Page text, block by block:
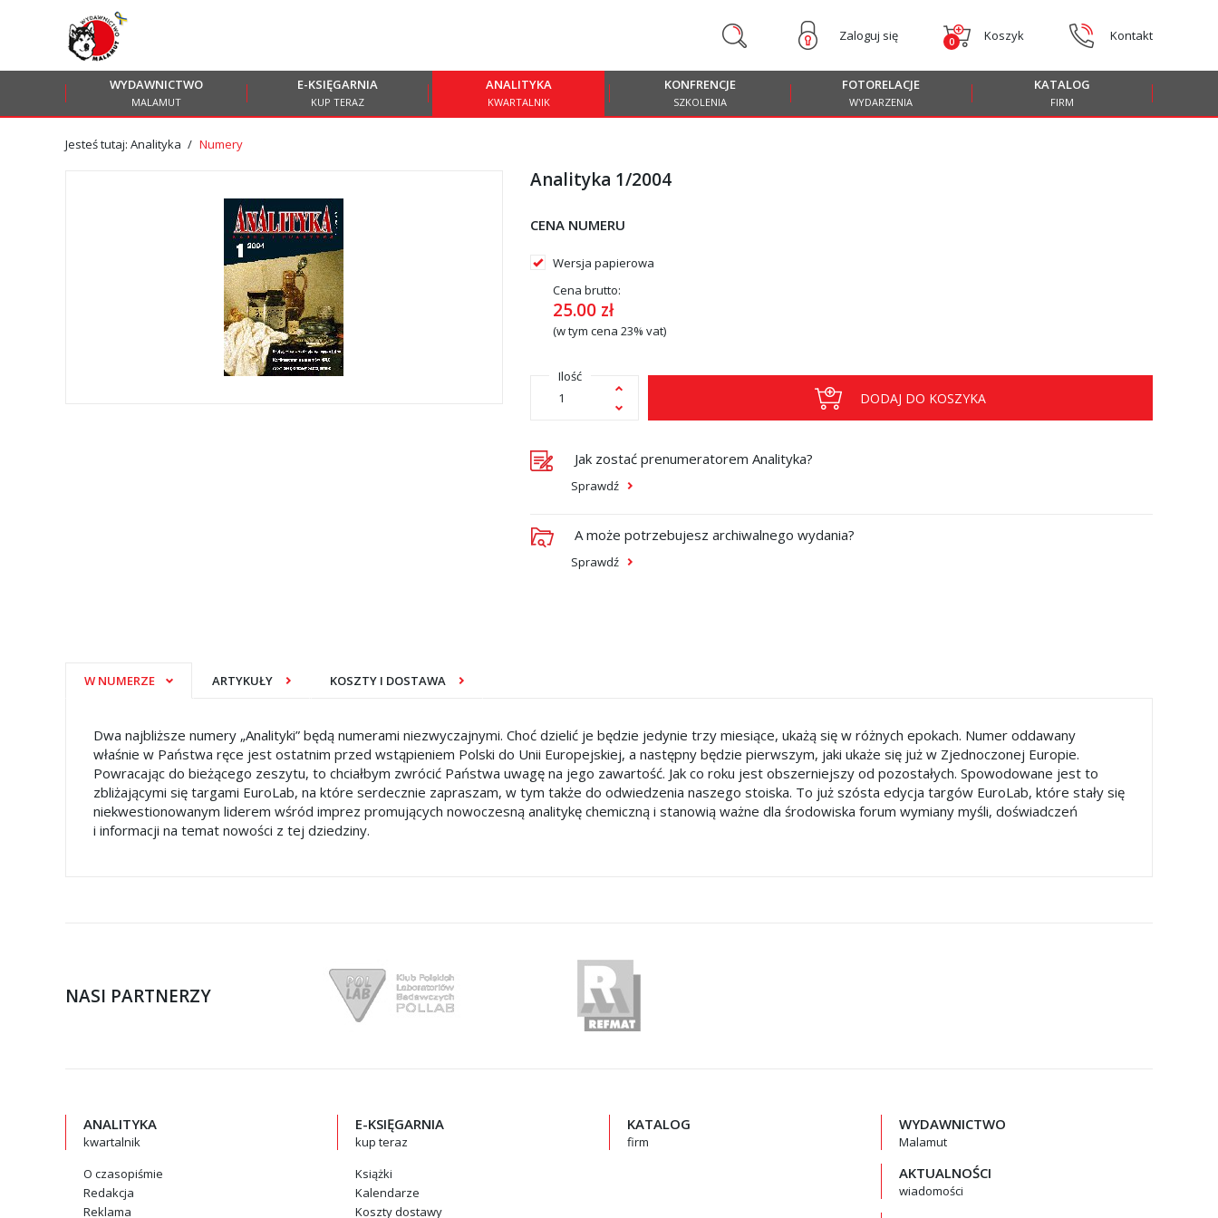
Przejdź
do menu
głównego
Przejdź
menu
stopce
Zaloguj się 0 Koszyk Kontakt
WYDAWNICTWO
MALAMUT
E-KSIĘGARNIA
KUP TERAZ
ANALITYKA
KWARTALNIK
KONFRENCJE
SZKOLENIA
FOTORELACJE
WYDARZENIA
KATALOG
FIRM
Jesteś tutaj: Analityka Numery
Analityka 1/2004
CENA NUMERU
Wersja papierowa
Cena brutto:
25.00 zł
(w tym cena 23% vat)
Ilość
DODAJ DO KOSZYKA
Jak zostać prenumeratorem Analityka?
Sprawdź
A może potrzebujesz archiwalnego wydania?
Sprawdź
W NUMERZE ARTYKUŁY KOSZTY I DOSTAWA
Dwa najbliższe numery „Analityki” będą numerami niezwyczajnymi. Choć dzielić je będzie jedynie trzy miesiące, ukażą się w różnych epokach. Numer oddawany
właśnie w Państwa ręce jest ostatnim przed wstąpieniem Polski do Unii Europejskiej, a następny będzie pierwszym, jaki ukaże się już w Zjednoczonej Europie.
Powracając do bieżącego zeszytu, to chciałbym zwrócić Państwa uwagę na jego zawartość. Jak co roku jest obszerniejszy od pozostałych. Spowodowane jest to
zbliżającymi się targami EuroLab, na które serdecznie zapraszam, w tym także do odwiedzenia naszego stoiska. To już szósta edycja targów EuroLab, które stały się
niekwestionowanym liderem wśród imprez promujących nowoczesną analitykę chemiczną i stanowią ważne dla środowiska forum wymiany myśli, doświadczeń
i informacji na temat nowości z tej dziedziny.
NASI PARTNERZY
ANALITYKA
kwartalnik
O czasopiśmie
Redakcja
Reklama
E-KSIĘGARNIA
kup teraz
Książki
Kalendarze
Koszty dostawy
KATALOG
firm
WYDAWNICTWO
Malamut
AKTUALNOŚCI
wiadomości